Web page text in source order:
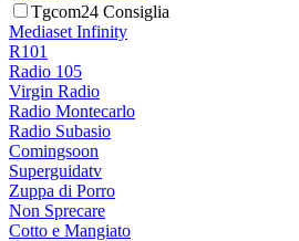
Tgcom24 Consiglia
Mediaset Infinity
R101
Radio 105
Virgin Radio
Radio Montecarlo
Radio Subasio
Comingsoon
Superguidatv
Zuppa di Porro
Non Sprecare
Cotto e Mangiato